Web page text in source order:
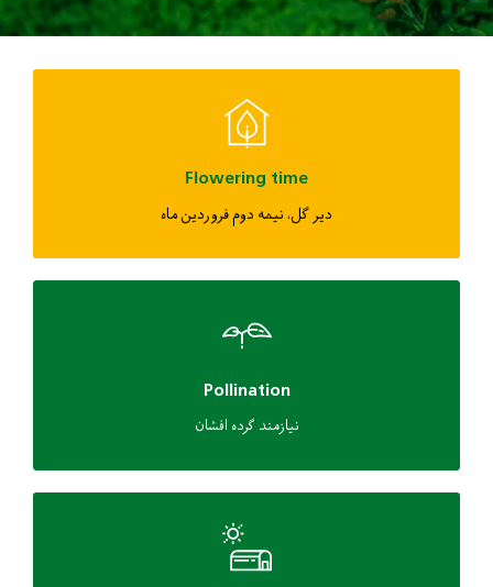
Flowering time
دیر گل، نیمه دوم فروردین ماه
Pollination
نیازمند گرده افشان